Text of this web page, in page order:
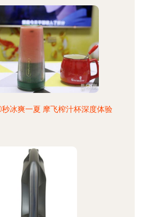
冰爽一夏 摩飞榨汁杯深度体验